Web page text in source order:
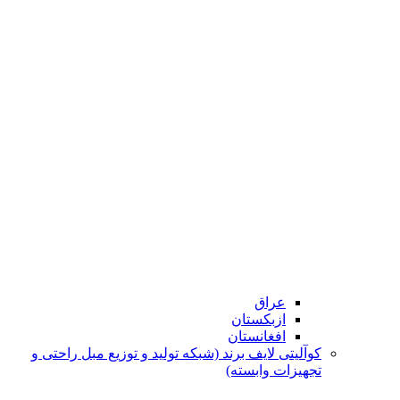
عراق
ازبکستان
افغانستان
کوآلیتی لایف برند (شبکه تولید و توزیع مبل راحتی و
تجهیزات وابسته)